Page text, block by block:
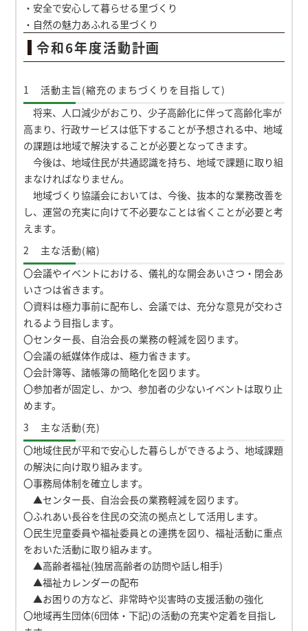
・安全で安心して暮らせる里づくり
・自然の魅力あふれる里づくり
令和6年度活動計画
1 活動主旨(縮充のまちづくりを目指して)
将来、人口減少がおこり、少子高齢化に伴って高齢化率が
高まり、行政サービスは低下することが予想される中、地域
の課題は地域で解決することが必要となってきます。
今後は、地域住民が共通認識を持ち、地域で課題に取り組
まなければなりません。
地域づくり協議会においては、今後、抜本的な業務改善を
し、運営の充実に向けて不必要なことは省くことが必要と考
えます。
2 主な活動(縮)
〇会議やイベントにおける、儀礼的な開会あいさつ・閉会あ
いさつは省きます。
〇資料は極力事前に配布し、会議では、充分な意見が交わさ
れるよう目指します。
〇センター長、自治会長の業務の軽減を図ります。
〇会議の紙媒体作成は、極力省きます。
〇会計簿等、諸帳簿の簡略化を図ります。
〇参加者が固定し、かつ、参加者の少ないイベントは取り止
めます。
3 主な活動(充)
〇地域住民が平和で安心した暮らしができるよう、地域課題
の解決に向け取り組みます。
〇事務局体制を確立します。
▲センター長、自治会長の業務軽減を図ります。
〇ふれあい長谷を住民の交流の拠点として活用します。
〇民生児童委員や福祉委員との連携を図り、福祉活動に重点
をおいた活動に取り組みます。
▲高齢者福祉(独居高齢者の訪問や話し相手)
▲福祉カレンダーの配布
▲お困りの方など、非常時や災害時の支援活動の強化
〇地域再生団体(6団体・下記)の活動の充実や定着を目指し